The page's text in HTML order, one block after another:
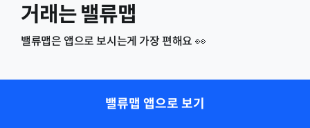
거래는 밸류맵
밸류맵은 앱으로 보시는게 가장 편해요 👀
밸류맵 앱으로 보기